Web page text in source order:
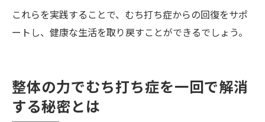
これらを実践することで、むち打ち症からの回復をサポ
ートし、健康な生活を取り戻すことができるでしょう。
整体の力でむち打ち症を一回で解消
する秘密とは